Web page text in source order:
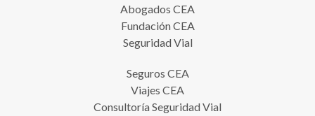
Abogados CEA
Fundación CEA
Seguridad Vial
Seguros CEA
Viajes CEA
Consultoría Seguridad Vial